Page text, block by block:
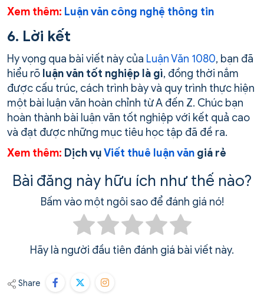
Xem thêm: Luận văn công nghệ thông tin
6. Lời kết
Hy vọng qua bài viết này của Luận Văn 1080, bạn đã
hiểu rõ luận văn tốt nghiệp là gì, đồng thời nắm
được cấu trúc, cách trình bày và quy trình thực hiện
một bài luận văn hoàn chỉnh từ A đến Z. Chúc bạn
hoàn thành bài luận văn tốt nghiệp với kết quả cao
và đạt được những mục tiêu học tập đã đề ra.
Xem thêm: Dịch vụViết thuê luận văn giá rẻ
Bài đăng này hữu ích như thế nào?
Bấm vào một ngôi sao để đánh giá nó!
Hãy là người đầu tiên đánh giá bài viết này.
Share